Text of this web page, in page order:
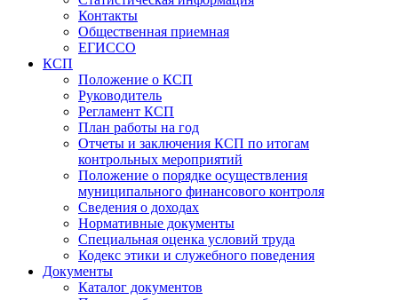
Контакты
Общественная приемная
ЕГИССО
КСП
Положение о КСП
Руководитель
Регламент КСП
План работы на год
Отчеты и заключения КСП по итогам
контрольных мероприятий
Положение о порядке осуществления
муниципального финансового контроля
Сведения о доходах
Нормативные документы
Специальная оценка условий труда
Кодекс этики и служебного поведения
Документы
Каталог документов